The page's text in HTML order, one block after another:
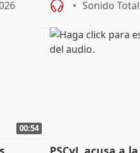
Sonido
00:54